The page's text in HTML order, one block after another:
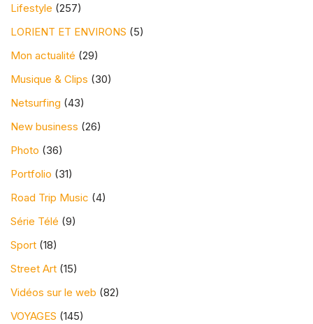
Lifestyle (257)
LORIENT ET ENVIRONS (5)
Mon actualité (29)
Musique & Clips (30)
Netsurfing (43)
New business (26)
Photo (36)
Portfolio (31)
Road Trip Music (4)
Série Télé (9)
Sport (18)
Street Art (15)
Vidéos sur le web (82)
VOYAGES (145)